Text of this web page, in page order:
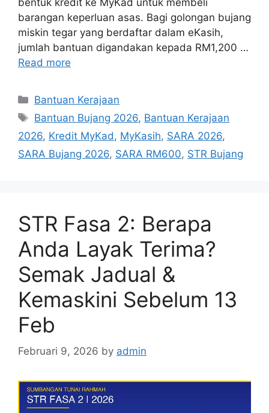
barangan keperluan asas. Bagi golongan bujang
miskin tegar yang berdaftar dalam eKasih,
jumlah bantuan digandakan kepada RM1,200 …
Read more
Categories
Bantuan Kerajaan
Tags
Bantuan Bujang 2026, Bantuan Kerajaan
2026, Kredit MyKad , MyKasih, SARA 2026,
SARA Bujang 2026, SARA RM600, STR Bujang
STR Fasa 2: Berapa
Anda Layak Terima?
Semak Jadual &
Kemaskini Sebelum 13
Feb
Februari 9, 2026 by admin